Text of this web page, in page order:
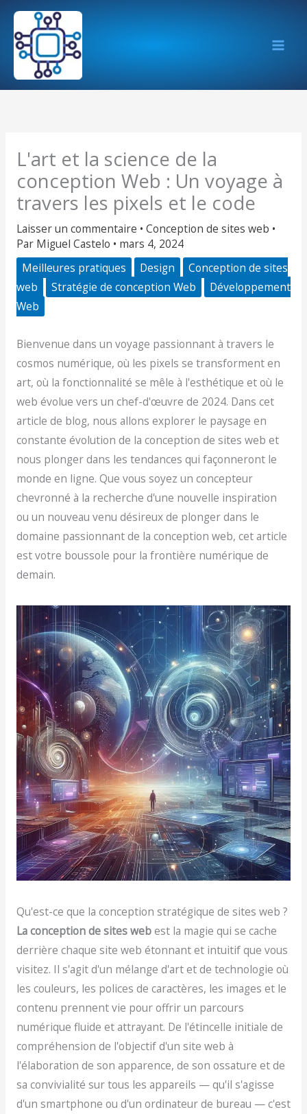
Aller
contenu
L'art et la science de la
conception Web : Un voyage à
travers les pixels et le code
Laisser un commentaire • Conception de sites web •
Par Miguel Castelo • mars 4, 2024
Meilleures pratiques
Design
Conception de sites
web
Stratégie de conception Web
Développement
Web
Bienvenue dans un voyage passionnant à travers le
cosmos numérique, où les pixels se transforment en
art, où la fonctionnalité se mêle à l'esthétique et où le
web évolue vers un chef-d'œuvre de 2024. Dans cet
article de blog, nous allons explorer le paysage en
constante évolution de la conception de sites web et
nous plonger dans les tendances qui façonneront le
monde en ligne. Que vous soyez un concepteur
chevronné à la recherche d'une nouvelle inspiration
ou un nouveau venu désireux de plonger dans le
domaine passionnant de la conception web, cet article
est votre boussole pour la frontière numérique de
demain.
Qu'est-ce que la conception stratégique de sites web ?
La conception de sites webest la magie qui se cache
derrière chaque site web étonnant et intuitif que vous
visitez. Il s'agit d'un mélange d'art et de technologie où
les couleurs, les polices de caractères, les images et le
contenu prennent vie pour offrir un parcours
numérique fluide et attrayant. De l'étincelle initiale de
compréhension de l'objectif d'un site web à
l'élaboration de son apparence, de son ossature et de
sa convivialité sur tous les appareils — qu'il s'agisse
d'un smartphone ou d'un ordinateur de bureau — c'est